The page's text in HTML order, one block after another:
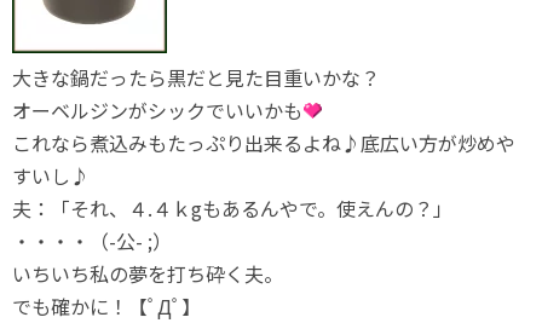
大きな鍋だったら黒だと見た目重いかな？
オーベルジンがシックでいいかも
これなら煮込みもたっぷり出来るよね♪底広い方が炒めや
すいし♪
夫：「それ、４.４ｋgもあるんやで。使えんの？」
・・・・（-公- ;）
いちいち私の夢を打ち砕く夫。
でも確かに！【ﾟДﾟ】